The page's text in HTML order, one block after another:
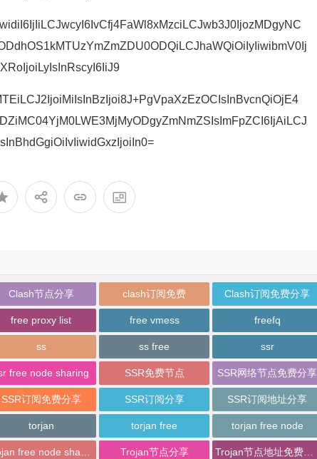
Clash节点分享 clash订阅免费 Clash订阅免费分享
free proxy list free vmess freefq
ss ss free ssr
free node sharing SSR免费节点 SSR网络节点免费分享
SSR订阅免费分享 SSR订阅分享 SSR订阅地址分享
torjan torjan free torjan free node
Trojan节点分享